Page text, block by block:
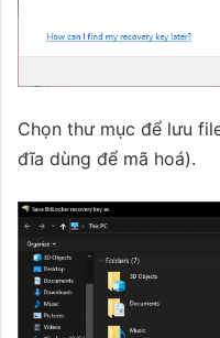
Chọn thư mục để lưu
đĩa dùng để mã hoá).